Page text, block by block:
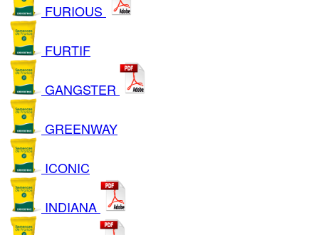
FURIOUS
FURTIF
GANGSTER
GREENWAY
ICONIC
INDIANA